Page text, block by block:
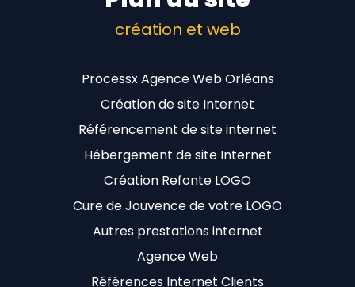
création et web
Processx Agence Web Orléans
Création de site Internet
Référencement de site internet
Hébergement de site Internet
Création Refonte LOGO
Cure de Jouvence de votre LOGO
Autres prestations internet
Agence Web
Références Internet Clients